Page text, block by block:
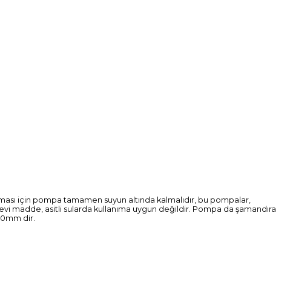
için pompa tamamen suyun altında kalmalıdır, bu pompalar,
madde, asitli sularda kullanıma uygun değildir. Pompa da şamandıra
dir.